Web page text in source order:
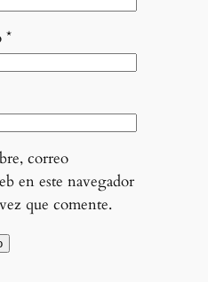
*
correo
en este navegador
que comente.